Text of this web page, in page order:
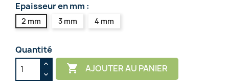
Epaisseur en mm :
2 mm 3 mm 4 mm
Quantité
 AJOUTER AU PANIER